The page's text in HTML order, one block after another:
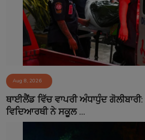
Aug 8, 2026
ਥਾਈਲੈਂਡ ਵਿੱਚ ਵਾਪਰੀ ਅੰਧਾਧੁੰਦ
ਵਿਦਿਆਰਥੀ ਨੇ ਸਕੂਲ ...